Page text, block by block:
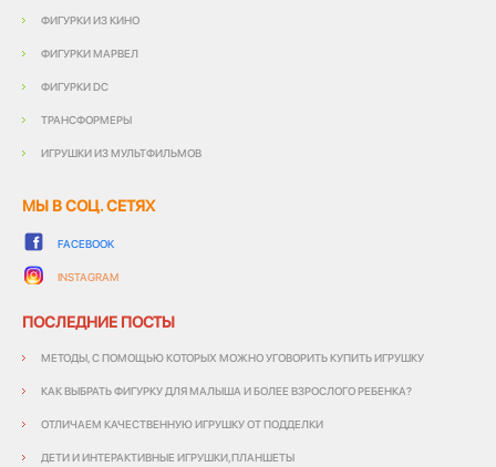
ФИГУРКИ ИЗ КИНО
ФИГУРКИ МАРВЕЛ
ФИГУРКИ DC
ТРАНСФОРМЕРЫ
ИГРУШКИ ИЗ МУЛЬТФИЛЬМОВ
МЫ В СОЦ. СЕТЯХ
FACEBOOK
INSTAGRAM
ПОСЛЕДНИЕ ПОСТЫ
МЕТОДЫ, С ПОМОЩЬЮ КОТОРЫХ МОЖНО УГОВОРИТЬ КУПИТЬ ИГРУШКУ
КАК ВЫБРАТЬ ФИГУРКУ ДЛЯ МАЛЫША И БОЛЕЕ ВЗРОСЛОГО РЕБЕНКА?
ОТЛИЧАЕМ КАЧЕСТВЕННУЮ ИГРУШКУ ОТ ПОДДЕЛКИ
ДЕТИ И ИНТЕРАКТИВНЫЕ ИГРУШКИ,ПЛАНШЕТЫ